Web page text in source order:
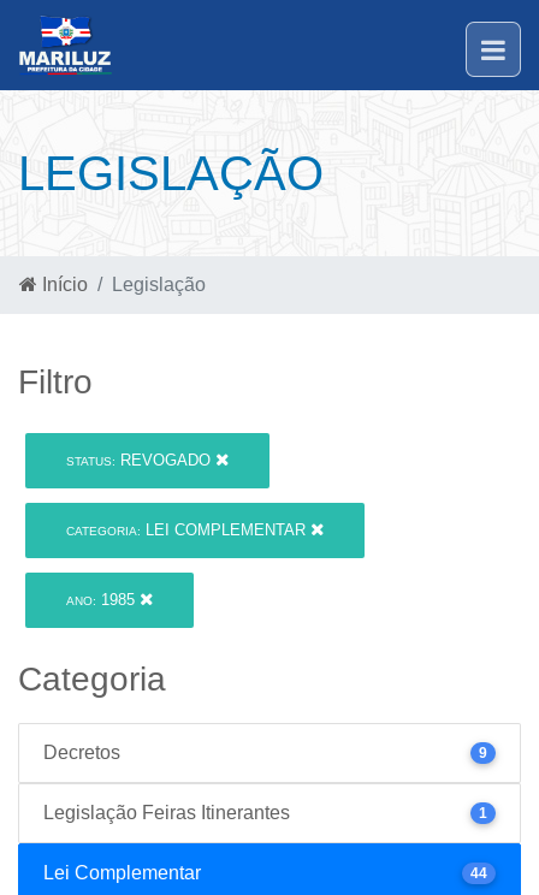
LEGISLAÇÃO
Início Legislação
Filtro
STATUS: REVOGADO
CATEGORIA: LEI COMPLEMENTAR
ANO: 1985
Categoria
Decretos 9
Legislação Feiras Itinerantes 1
Lei Complementar 44